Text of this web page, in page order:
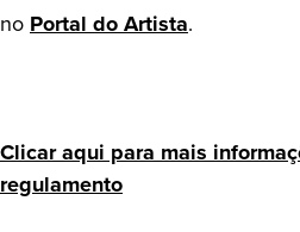
no Portal do Artista.
Clicar aqui para mais
regulamento